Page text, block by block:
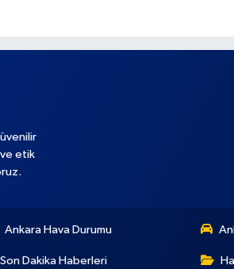
etik
Ankara Hava Durumu
Son Dakika Haberleri